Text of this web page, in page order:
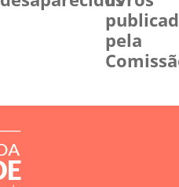
pela